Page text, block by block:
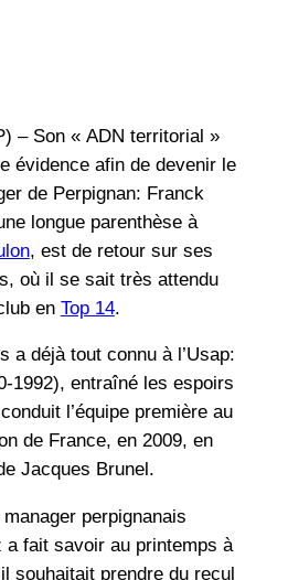
– Son « ADN territorial »
évidence afin de devenir le
de Perpignan: Franck
longue parenthèse à
, est de retour sur ses
où il se sait très attendu
en Top 14.
a déjà tout connu à l’Usap:
1992), entraîné les espoirs
l’équipe première au
de France, en 2009, en
Jacques Brunel.
perpignanais
a fait savoir au printemps à
souhaitait prendre du recul